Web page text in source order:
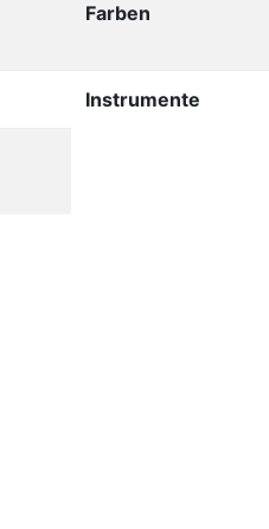
Farben
Instrumente